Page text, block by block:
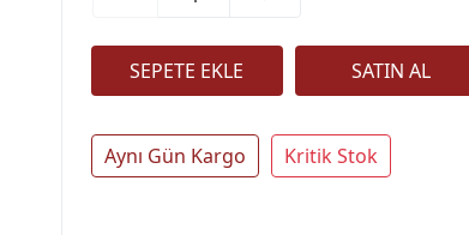
Aynı Gün Kargo Kritik Stok